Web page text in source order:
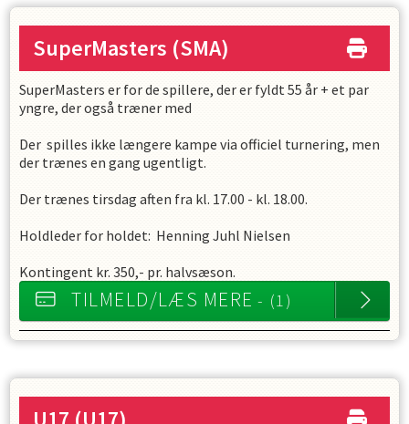
SuperMasters (SMA)
SuperMasters er for de spillere, der er fyldt 55 år + et par
yngre, der også træner med
Der spilles ikke længere kampe via officiel turnering, men
der trænes en gang ugentligt.
Der trænes tirsdag aften fra kl. 17.00 - kl. 18.00.
Holdleder for holdet: Henning Juhl Nielsen
Kontingent kr. 350,- pr. halvsæson.
TILMELD/LÆS MERE - (1)